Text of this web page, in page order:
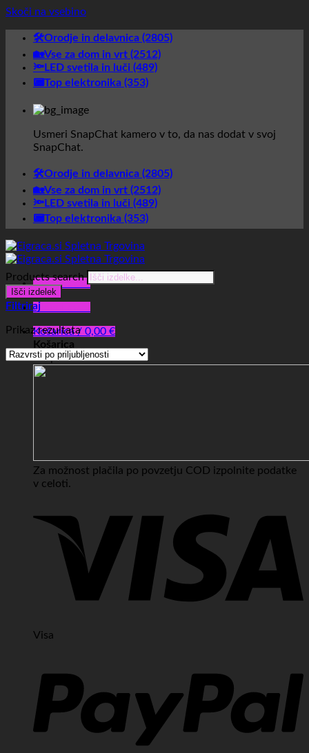
Skoči na vsebino
🛠️Orodje in delavnica (2805)
🏡Vse za dom in vrt (2512)
🔦LED svetila in luči (489)
📟Top elektronika (353)
Usmeri SnapChat kamero v to, da nas dodat v svoj
SnapChat.
🛠️Orodje in delavnica (2805)
🏡Vse za dom in vrt (2512)
🔦LED svetila in luči (489)
📟Top elektronika (353)
Glavni meni
Glavni meni
Košarica / 0,00 €
Košarica
No products in the cart.
Za možnost plačila po povzetju COD izpolnite podatke
v celoti.
Visa
Products search
Išči izdelek
Filtriraj
Prikaz rezultata